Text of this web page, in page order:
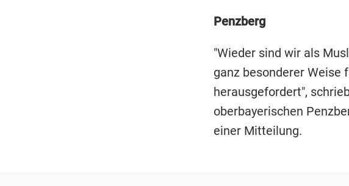
Penzberg
"Wieder sind wir als
ganz besonderer Weise
herausgefordert",
oberbayerischen
einer Mitteilung.